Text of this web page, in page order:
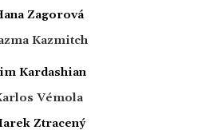
Zagorová
Kazmitch
Kardashian
Vémola
Ztracený